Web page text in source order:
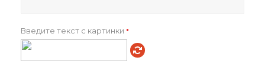
Подробнее
Введите текст с картинки *